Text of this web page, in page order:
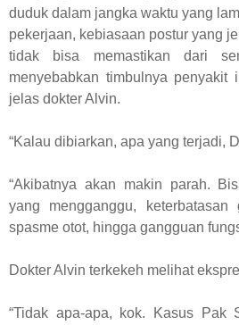
duduk dalam jangka waktu yang
pekerjaan, kebiasaan postur yang
tidak bisa memastikan dari
menyebabkan timbulnya penyakit
jelas dokter Alvin.
“Kalau dibiarkan, apa yang terjadi,
“Akibatnya akan makin parah.
yang mengganggu,
spasme otot, hingga gangguan
Dokter Alvin terkekeh melihat
“Tidak apa-apa, kok. Kasus Pak